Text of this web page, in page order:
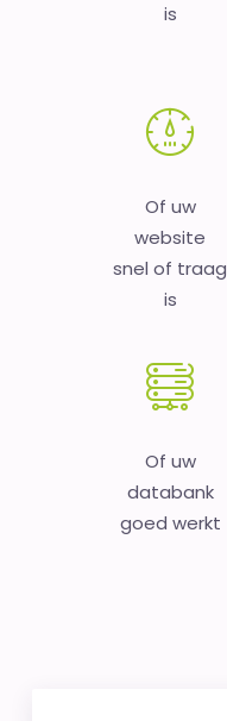
is
Of uw
website
snel of traag
is
Of uw
databank
goed werkt